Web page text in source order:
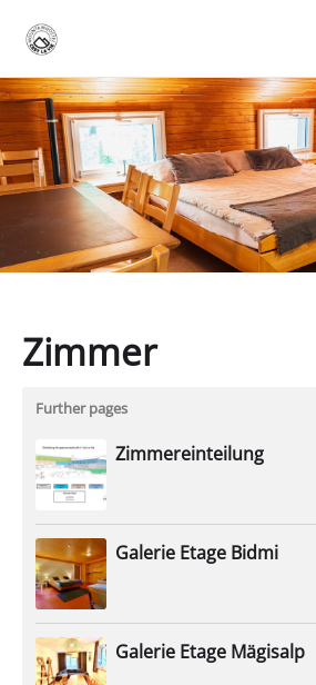
Zimmer
Wir
Platz
bis
135
Personen
Wähle
aus
unseren
verschiedenen
Further pages
Zimmereinteilung
Galerie Etage Bidmi
Galerie Etage Mägisalp